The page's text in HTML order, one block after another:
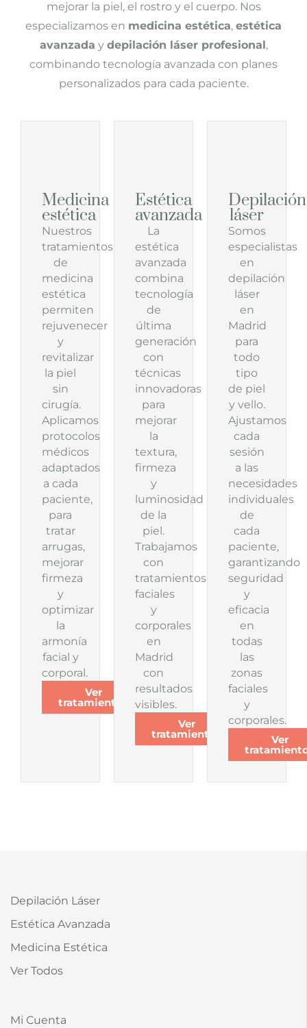
mejorar la piel, el rostro y el cuerpo. Nos
especializamos en medicina estética, estética
avanzada y depilación láser profesional,
combinando tecnología avanzada con planes
personalizados para cada paciente.
Medicina
estética
Nuestros
tratamientos
de
medicina
estética
permiten
rejuvenecer
y
revitalizar
la piel
sin
cirugía.
Aplicamos
protocolos
médicos
adaptados
a cada
paciente,
para
tratar
arrugas,
mejorar
firmeza
y
optimizar
la
armonía
facial y
corporal.
Ver
tratamientos
Estética
avanzada
La
estética
avanzada
combina
tecnología
de
última
generación
con
técnicas
innovadoras
para
mejorar
la
textura,
firmeza
y
luminosidad
de la
piel.
Trabajamos
con
tratamientos
faciales
y
corporales
en
Madrid
con
resultados
visibles.
Ver
tratamientos
Depilación
láser
Somos
especialistas
en
depilación
láser
en
Madrid
para
todo
tipo
de piel
y vello.
Ajustamos
cada
sesión
a las
necesidades
individuales
de
cada
paciente,
garantizando
seguridad
y
eficacia
en
todas
las
zonas
faciales
y
corporales.
Ver
Depilación Láser
Estética Avanzada
Medicina Estética
Ver Todos
Mi Cuenta